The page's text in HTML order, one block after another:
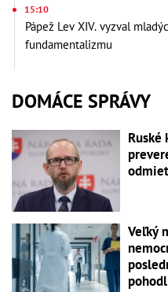
15:10
Pápež Lev XIV. vyzval
fundamentalizmu
DOMÁCE SPRÁVY
Ruské
Veľký